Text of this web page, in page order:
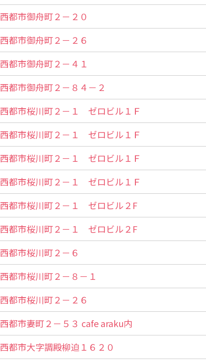
西都市御舟町２－２０
西都市御舟町２－２６
西都市御舟町２－４１
西都市御舟町２－８４－２
西都市桜川町２－１ ゼロビル１Ｆ
西都市桜川町２－１ ゼロビル１Ｆ
西都市桜川町２－１ ゼロビル１Ｆ
西都市桜川町２－１ ゼロビル１Ｆ
西都市桜川町２－１ ゼロビル２F
西都市桜川町２－１ ゼロビル２F
西都市桜川町２－６
西都市桜川町２－８－１
西都市桜川町２－２６
西都市妻町２－５３ cafe araku内
西都市大字調殿柳迫１６２０